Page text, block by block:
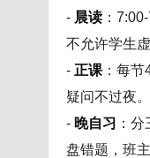
- 晨读：
不允许学生虚
- 正课：每节
疑问不过夜。
- 晚自习 ：
盘错题，班